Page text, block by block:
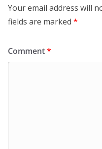
Your email address will
fields are marked *
Comment*